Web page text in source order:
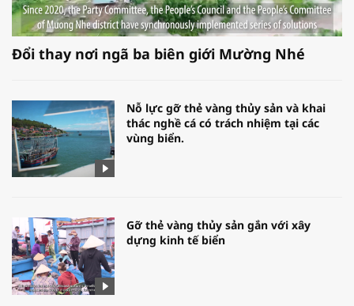
Đổi thay nơi ngã ba biên giới Mường Nhé
Nỗ lực gỡ thẻ vàng thủy sản và khai
thác nghề cá có trách nhiệm tại các
vùng biển.
Gỡ thẻ vàng thủy sản gắn với xây
dựng kinh tế biển